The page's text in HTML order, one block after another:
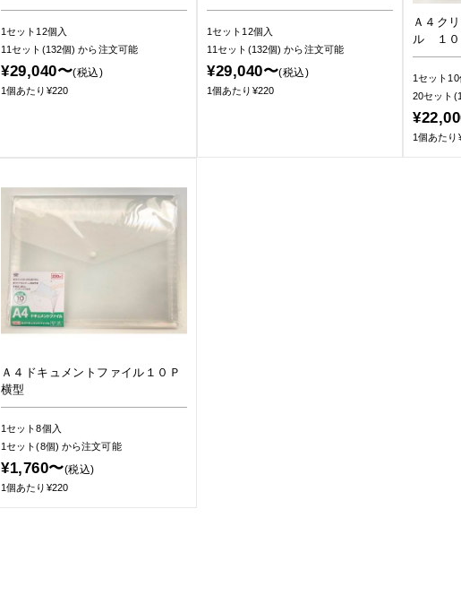
1セット12個入
11セット(132個)から注文可能
¥29,040〜(税込)
1個あたり¥220
1セット12個入
11セット(132個)から注文可能
¥29,040〜(税込)
1個あたり¥220
Ａ４ク
ル １０
1セット10
20セット
1個あたり
Ａ４ドキュメントファイル１０Ｐ
横型
1セット8個入
1セット(8個) から注文可能
¥1,760〜(税込)
1個あたり¥220